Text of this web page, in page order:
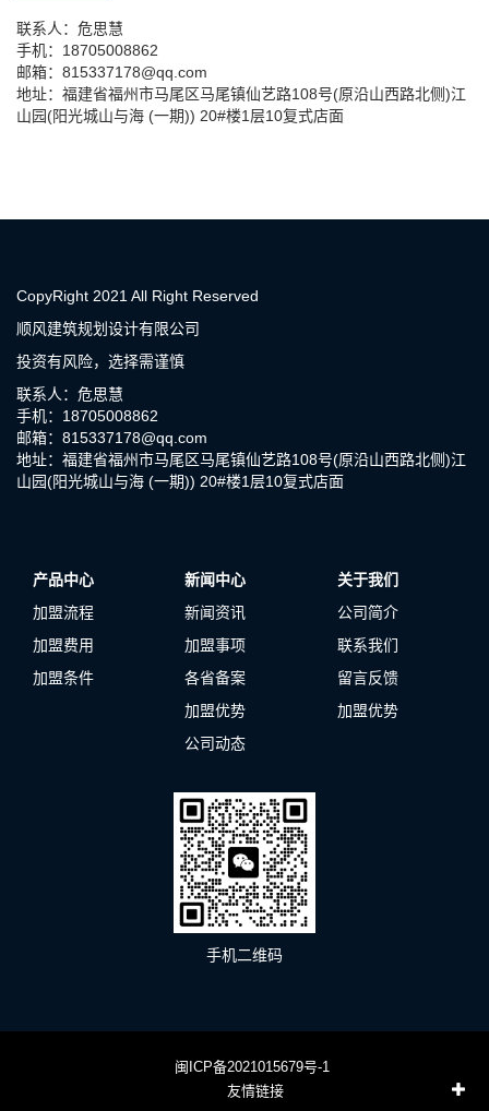
联系人：危思慧
手机：18705008862
邮箱：815337178@qq.com
地址：福建省福州市马尾区马尾镇仙艺路108号(原沿山西路北侧)江
山园(阳光城山与海 (一期)) 20#楼1层10复式店面
CopyRight 2021 All Right Reserved
顺风建筑规划设计有限公司
投资有风险，选择需谨慎
联系人：危思慧
手机：18705008862
邮箱：815337178@qq.com
地址：福建省福州市马尾区马尾镇仙艺路108号(原沿山西路北侧)江
山园(阳光城山与海 (一期)) 20#楼1层10复式店面
产品中心
加盟流程
加盟费用
加盟条件
新闻中心
新闻资讯
加盟事项
各省备案
加盟优势
公司动态
关于我们
公司简介
联系我们
留言反馈
加盟优势
手机二维码
闽ICP备2021015679号-1
友情链接